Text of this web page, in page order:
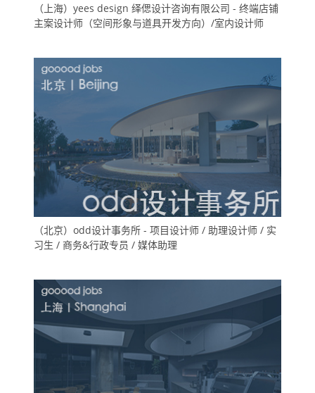
（上海）yees design 绎偲设计咨询有限公司 - 终端店铺
主案设计师（空间形象与道具开发方向）/室内设计师
（北京）odd设计事务所 - 项目设计师 / 助理设计师 / 实
习生 / 商务&行政专员 / 媒体助理